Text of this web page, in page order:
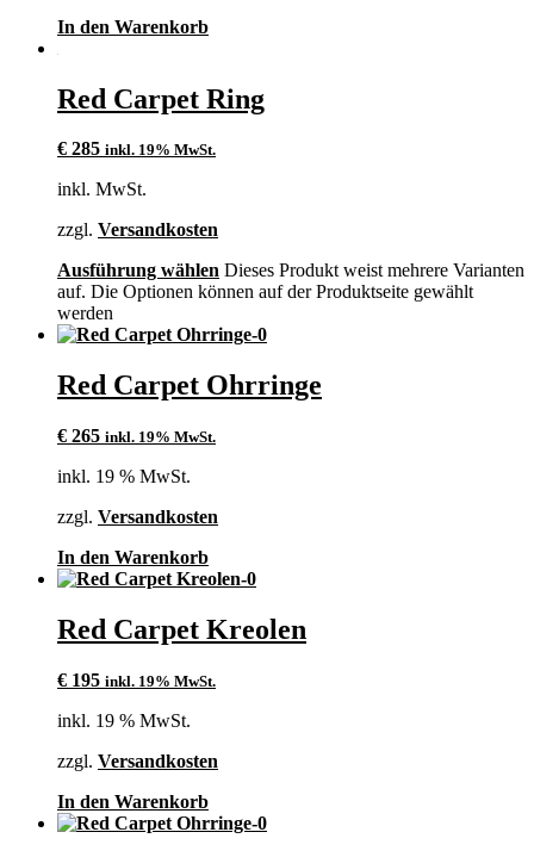
In den Warenkorb
Red Carpet Ring
€ 285 inkl. 19% MwSt.
inkl. MwSt.
zzgl. Versandkosten
Ausführung wählen Dieses Produkt weist mehrere Varianten
auf. Die Optionen können auf der Produktseite gewählt
werden
Red Carpet Ohrringe
€ 265 inkl. 19% MwSt.
inkl. 19 % MwSt.
zzgl. Versandkosten
In den Warenkorb
Red Carpet Kreolen
€ 195 inkl. 19% MwSt.
inkl. 19 % MwSt.
zzgl. Versandkosten
In den Warenkorb